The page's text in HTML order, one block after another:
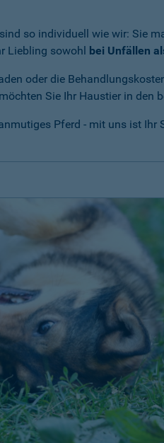
so individuell wie wir: Sie
Liebling sowohl bei Unfällen
oder die
Sie Ihr Haustier in den
Pferd - mit uns ist